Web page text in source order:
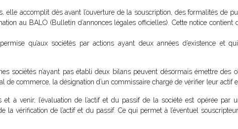
elle accomplit dès avant l’ouverture de la souscription, des formalités de
au BALO (Bulletin d’annonces légales officielles). Cette notice
permise qu’aux sociétés par actions ayant deux années d’existence et
sociétés n’ayant pas établi deux bilans peuvent désormais émettre des
de commerce, la désignation d’un commissaire chargé de vérifier leur actif
et à venir, l’évaluation de l’actif et du passif de la société est opérée par
la vérification de l’actif et du passif. Ce qui permet à l’éventuel